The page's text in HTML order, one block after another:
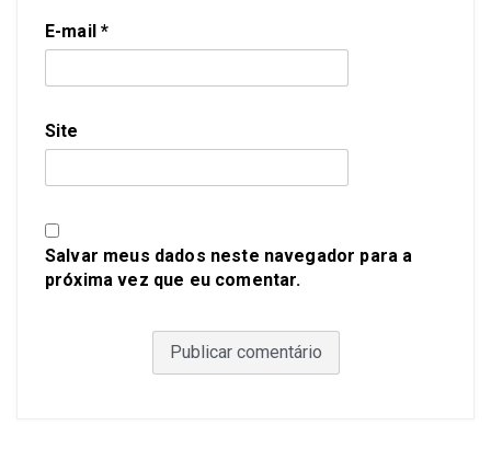
E-mail*
Site
Salvar meus dados neste navegador para a
próxima vez que eu comentar.